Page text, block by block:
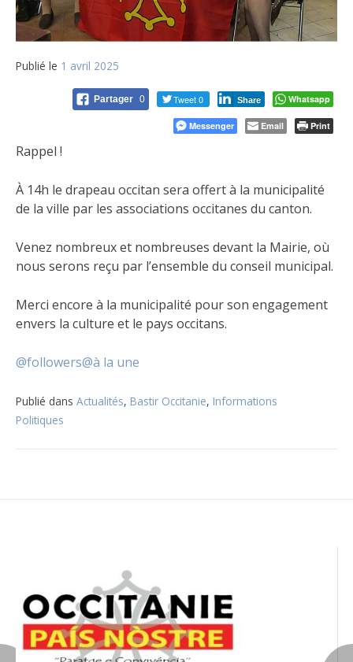
Publié le 1 avril 2025
Partager 0 Tweet 0 Share Whatsapp
Messenger Email Print
Rappel !
À 14h le drapeau occitan sera offert à la municipalité
de la ville par les associations occitanes du canton.
Venez nombreux et nombreuses devant la Mairie, où
nous serons reçu par l’ensemble du conseil municipal.
Merci encore à la municipalité pour son engagement
envers la culture et le pays occitans.
@followers@à la une
Publié dans Actualités, Bastir Occitanie, Informations
Politiques